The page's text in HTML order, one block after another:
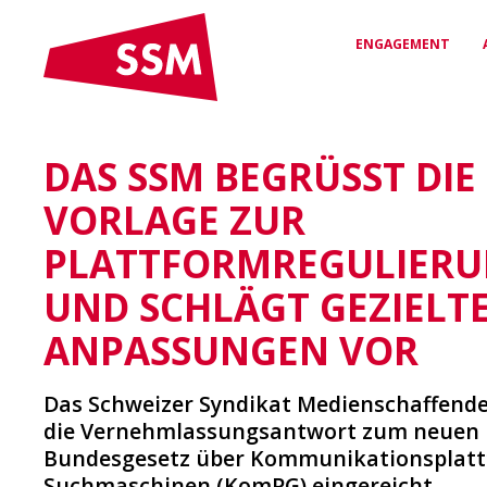
ENGAGEMENT
VEREINBARUNGEN
& VERTRÄGE
Arbeitsverträge für
Sicherheit & Fairness
NETZWERK
Deine Verbindung zur
Medienwelt
RECHTSSCHUTZ &
BERATUNG
Kompetente Unterstützung
bei arbeitsrechtlichen
Fragen
VERGÜNSTIGUNGEN
Exklusive Rabatte & Vorteile
DAS SSM
Wer wir sind und wofür wir
stehen
DAS SSM BEGRÜSST DIE
VORLAGE ZUR
UND SCHLÄGT
ANPASSUNGEN VOR
Das Schweizer Syndikat
die Vernehmlassungsantwort zum neuen
Bundesgesetz über